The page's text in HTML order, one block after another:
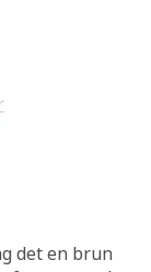
det en brun